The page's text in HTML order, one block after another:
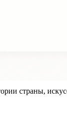
страны,